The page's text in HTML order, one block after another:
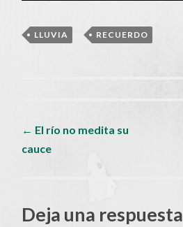
LLUVIA , RECUERDO
Navegador
artículos
← El río no medita su
cauce
Deja una respuesta